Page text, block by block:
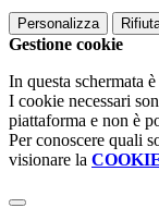
Personalizza
Gestione cookie
In questa schermata
I cookie necessari
piattaforma e non è
Per conoscere quali
visionare la